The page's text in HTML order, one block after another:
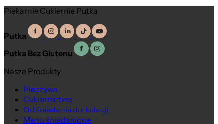
Piekarnie Cukiernie Putka
Putka
Putka Bez Glutenu
Nasze Produkty
Pieczywo
Cukiernictwo
Od śniadania do kolacji
Menu śniadaniowe